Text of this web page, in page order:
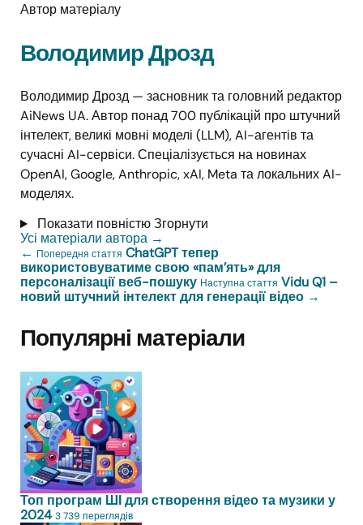
Автор матеріалу
Володимир Дрозд
Володимир Дрозд — засновник та головний редактор
AiNews UA. Автор понад 700 публікацій про штучний
інтелект, великі мовні моделі (LLM), AI-агентів та
сучасні AI-сервіси. Спеціалізується на новинах
OpenAI, Google, Anthropic, xAI, Meta та локальних AI-
моделях.
Показати повністюЗгорнути
Усі матеріали автора →
← Попередня стаття ChatGPT тепер
використовуватиме свою «пам’ять» для
персоналізації веб-пошуку Наступна стаття Vidu Q1 –
новий штучний інтелект для генерації відео →
Популярні матеріали
Топ програм ШІ для створення відео та музики у
2024 3 739 переглядів